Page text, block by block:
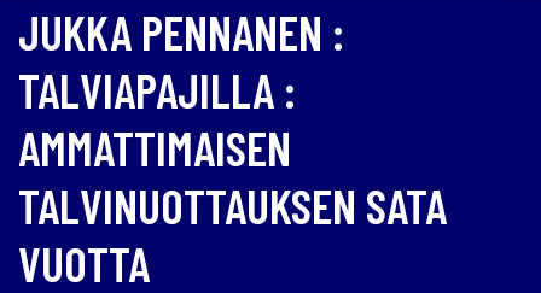
JUKKA PENNANEN :
TALVIAPAJILLA :
AMMATTIMAISEN
TALVINUOTTAUKSEN SATA
VUOTTA